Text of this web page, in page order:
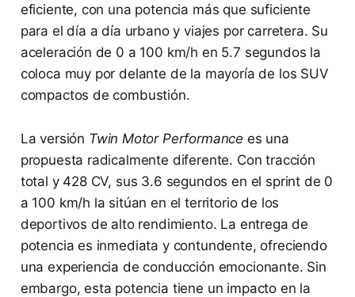
eficiente, con una potencia más que suficiente
para el día a día urbano y viajes por carretera. Su
aceleración de 0 a 100 km/h en 5.7 segundos la
coloca muy por delante de la mayoría de los SUV
compactos de combustión.
La versión Twin Motor Performance es una
propuesta radicalmente diferente. Con tracción
total y 428 CV, sus 3.6 segundos en el sprint de 0
a 100 km/h la sitúan en el territorio de los
deportivos de alto rendimiento. La entrega de
potencia es inmediata y contundente, ofreciendo
una experiencia de conducción emocionante. Sin
embargo, esta potencia tiene un impacto en la